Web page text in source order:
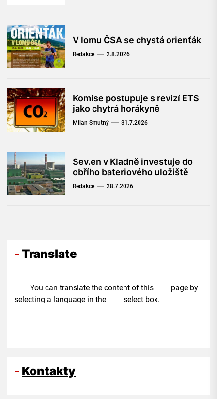
V lomu ČSA se chystá orienťák
Redakce 2.8.2026
Komise postupuje s revizí ETS
jako chytrá horákyně
Milan Smutný 31.7.2026
Sev.en v Kladně investuje do
obřího bateriového uložiště
Redakce 28.7.2026
Translate
You can translate the content of this page by
selecting a language in the select box.
Kontakty